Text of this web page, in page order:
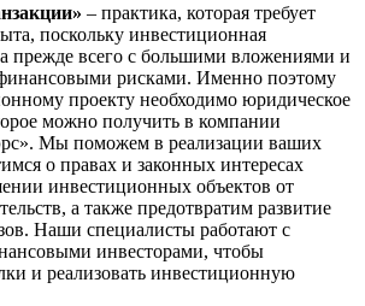
– практика, которая требует
поскольку инвестиционная
прежде всего с большими вложениями и
рисками. Именно поэтому
проекту необходимо юридическое
можно получить в компании
Мы поможем в реализации ваших
о правах и законных интересах
инвестиционных объектов от
а также предотвратим развитие
Наши специалисты работают с
инвесторами, чтобы
и реализовать инвестиционную